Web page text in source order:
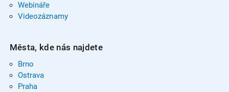
Webináře
Videozáznamy
Města, kde nás najdete
Brno
Ostrava
Praha